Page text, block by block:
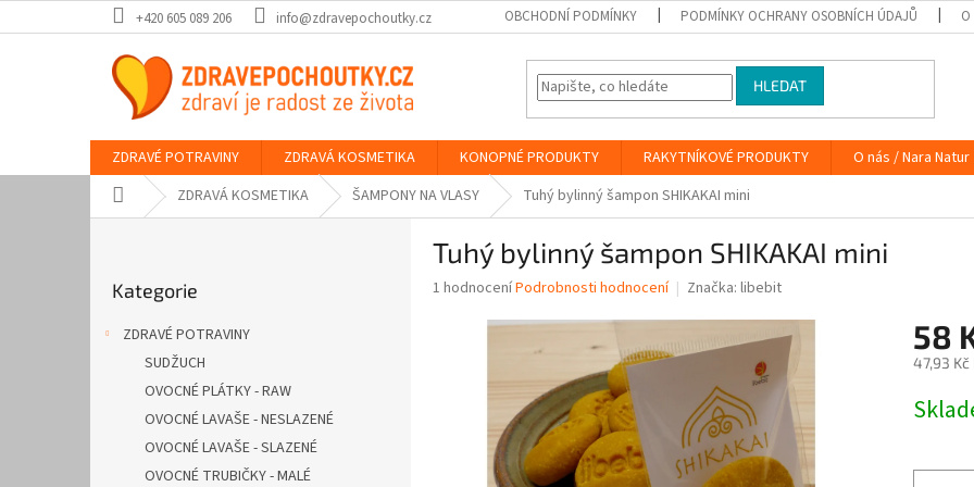
na
+420 605 089 206 info@zdravepochoutky.cz OBCHODNÍ PODMÍNKY PODMÍNKY OCHRANY OSOBNÍCH ÚDAJŮ O
HLEDAT
ZDRAVÉ POTRAVINY ZDRAVÁ KOSMETIKA KONOPNÉ PRODUKTY RAKYTNÍKOVÉ PRODUKTY O nás / Nara Natur
Domů ZDRAVÁ KOSMETIKA ŠAMPONY NA VLASY Tuhý bylinný šampon SHIKAKAI mini
kategorie
Kategorie
ZDRAVÉ POTRAVINY
SUDŽUCH
OVOCNÉ PLÁTKY - RAW
OVOCNÉ LAVAŠE - NESLAZENÉ
OVOCNÉ LAVAŠE - SLAZENÉ
OVOCNÉ TRUBIČKY - MALÉ
Tuhý bylinný šampon SHIKAKAI mini
Průměrné
produktu
hvězdiček.
1 hodnoceníPodrobnosti hodnocení Značka: libebit
58
47,93 Kč
cena: